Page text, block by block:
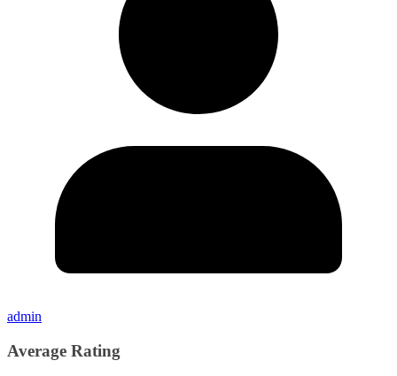
admin
Average Rating